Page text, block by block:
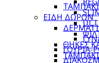
ΕΙΔΗ ΔΩΡΩΝ
ΓΟΥΡΙΑ-
ΘΗΚΕΣ